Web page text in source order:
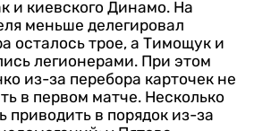
и киевского Динамо. На
меньше делегировал
осталось трое, а Тимощук и
легионерами. При этом
из-за перебора карточек не
в первом матче. Несколько
приводить в порядок из-за